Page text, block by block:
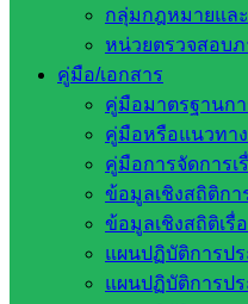
กลุ่มกฎหมายแล
หน่วยตรวจสอบภ
คู่มือ/เอกสาร
คู่มือมาตรฐานก
คู่มือหรือแนวทา
คู่มือการจัดการเ
ข้อมูลเชิงสถิติกา
ข้อมูลเชิงสถิติเรื่
แผนปฏิบัติการป
แผนปฏิบัติการปร
ชมภาพทั้งหมด คลิก
Post Views: 394